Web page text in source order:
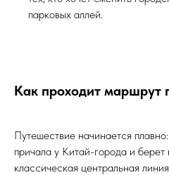
парковых аллей.
Как проходит маршрут
Путешествие начинается
причала у Китай-города и
классическая центральная